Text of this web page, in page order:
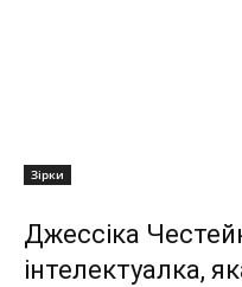
Зірки
Джессіка
інтелектуалка,